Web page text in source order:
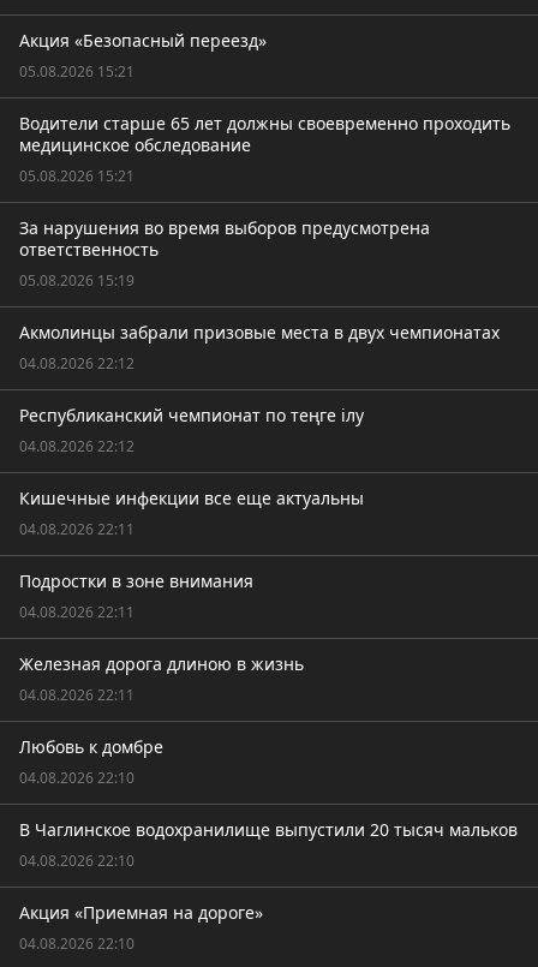
Акция «Безопасный переезд»
05.08.2026 15:21
Водители старше 65 лет должны своевременно проходить
медицинское обследование
05.08.2026 15:21
За нарушения во время выборов предусмотрена
ответственность
05.08.2026 15:19
Акмолинцы забрали призовые места в двух чемпионатах
04.08.2026 22:12
Республиканский чемпионат по теңге ілу
04.08.2026 22:12
Кишечные инфекции все еще актуальны
04.08.2026 22:11
Подростки в зоне внимания
04.08.2026 22:11
Железная дорога длиною в жизнь
04.08.2026 22:11
Любовь к домбре
04.08.2026 22:10
В Чаглинское водохранилище выпустили 20 тысяч мальков
04.08.2026 22:10
Акция «Приемная на дороге»
04.08.2026 22:10